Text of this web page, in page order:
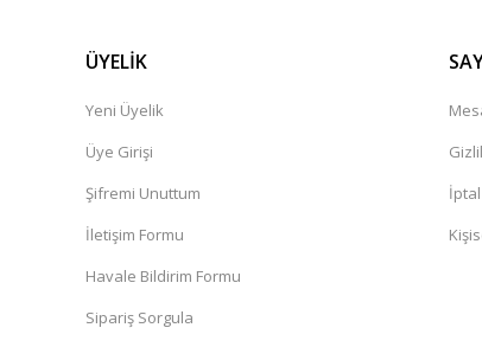
ÜYELİK
Yeni Üyelik
Üye Girişi
Şifremi Unuttum
İletişim Formu
Havale Bildirim Formu
Sipariş Sorgula